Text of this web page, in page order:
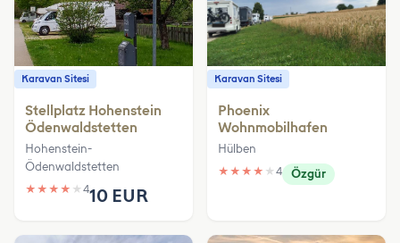
Karavan Sitesi
Stellplatz Hohenstein
Ödenwaldstetten
Hohenstein-
Ödenwaldstetten
★ ★ ★ ★ ★ 410 EUR
Karavan Sitesi
Phoenix
Wohnmobilhafen
Hülben
★ ★ ★ ★ ★ 4 Özgür